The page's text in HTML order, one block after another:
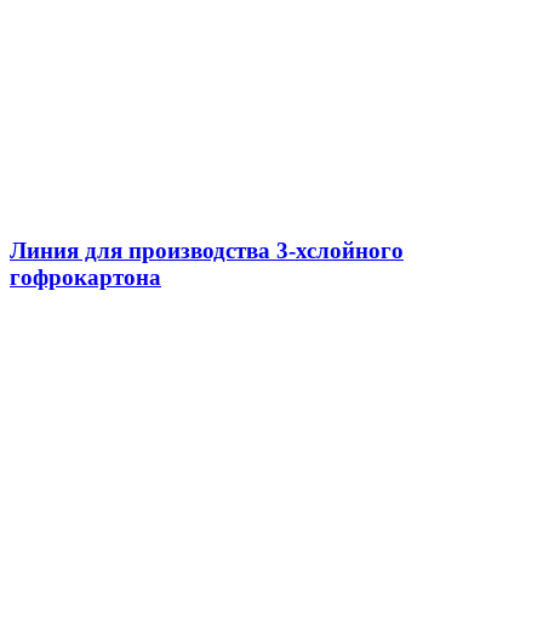
Линия для производства 3-хслойного
гофрокартона